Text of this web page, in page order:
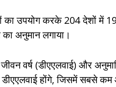
का उपयोग करके 204 देशों में
अनुमान लगाया।
वर्ष (डीएएलवाई) और
होंगे, जिसमें सबसे